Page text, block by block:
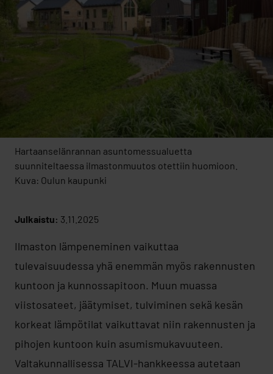
Hartaanselänrannan asuntomessualuetta
suunniteltaessa ilmastonmuutos otettiin huomioon.
Kuva: Oulun kaupunki
Julkaistu: 3.11.2025
Ilmaston lämpeneminen vaikuttaa
tulevaisuudessa yhä enemmän myös rakennusten
kuntoon ja kunnossapitoon. Muun muassa
viistosateet, jäätymiset, tulviminen sekä kesän
korkeat lämpötilat vaikuttavat niin rakennusten ja
pihojen kuntoon kuin asumismukavuuteen.
Valtakunnallisessa TALVI-hankkeessa autetaan